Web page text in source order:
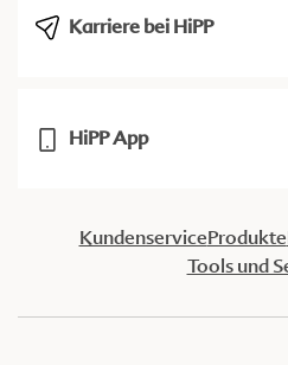
Karriere bei HiPP
HiPP App
KundenserviceProdukte
Tools und